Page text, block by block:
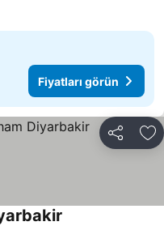
Fiyatları görün
Paylaş